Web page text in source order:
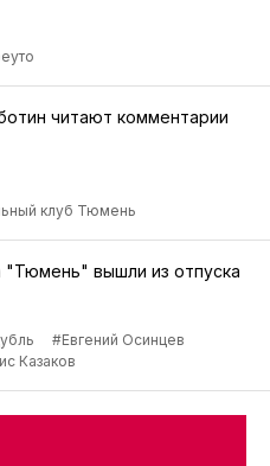
читают комментарии
клуб Тюмень
"Тюмень" вышли из отпуска
#Евгений Осинцев
Казаков